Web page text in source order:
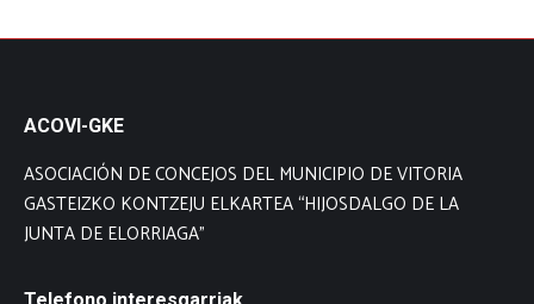
ACOVI-GKE
ASOCIACIÓN DE CONCEJOS DEL MUNICIPIO DE VITORIA
GASTEIZKO KONTZEJU ELKARTEA “HIJOSDALGO DE LA
JUNTA DE ELORRIAGA”